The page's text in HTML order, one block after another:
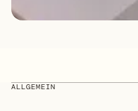
ALLGEMEIN